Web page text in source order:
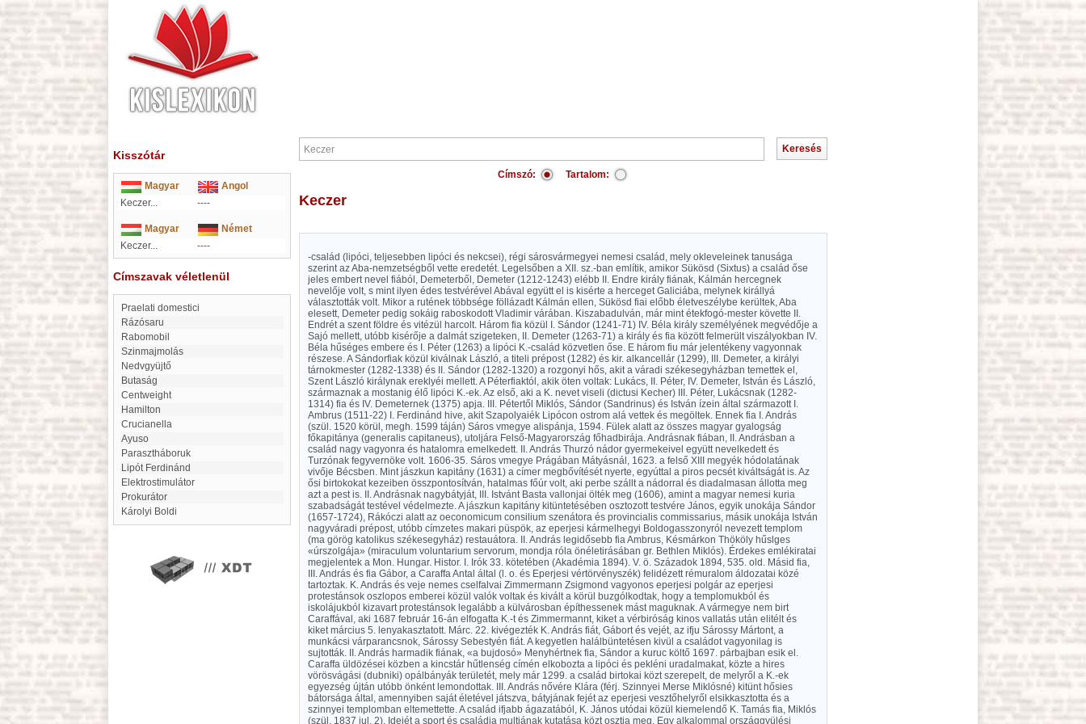
Kisszótár
Magyar
Angol
Keczer...
----
Magyar
Német
Keczer...
----
Címszavak véletlenül
Praelati domestici
Rázósaru
Rabomobil
Szinmajmolás
Nedvgyüjtő
Butaság
Centweight
Hamilton
Crucianella
Ayuso
Parasztháboruk
Lipót Ferdinánd
elektrostimulátor
Prokurátor
Károlyi Boldi
Címszó: Tartalom:
Keczer
-család (lipóci, teljesebben lipóci és nekcsei), régi sárosvármegyei nemesi család, mely okleveleinek tanusága
szerint az Aba-nemzetségből vette eredetét. Legelsőben a XII. sz.-ban említik, amikor Sükösd (Sixtus) a család őse
jeles embert nevel fiából, Demeterből, Demeter (1212-1243) elébb II. Endre király fiának, Kálmán hercegnek
nevelője volt, s mint ilyen édes testvérével Abával együtt el is kisérte a herceget Galiciába, melynek királlyá
választották volt. Mikor a rutének többsége föllázadt Kálmán ellen, Sükösd fiai előbb életveszélybe kerültek, Aba
elesett, Demeter pedig sokáig raboskodott Vladimir várában. Kiszabadulván, már mint étekfogó-mester követte II.
Endrét a szent földre és vitézül harcolt. Három fia közül I. Sándor (1241-71) IV. Béla király személyének megvédője a
Sajó mellett, utóbb kisérője a dalmát szigeteken, II. Demeter (1263-71) a király és fia között felmerült viszályokban IV.
Béla hűséges embere és I. Péter (1263) a lipóci K.-család közvetlen őse. E három fiu már jelentékeny vagyonnak
részese. A Sándorfiak közül kiválnak László, a titeli prépost (1282) és kir. alkancellár (1299), III. Demeter, a királyi
tárnokmester (1282-1338) és II. Sándor (1282-1320) a rozgonyi hős, akit a váradi székesegyházban temettek el,
Szent László királynak ereklyéi mellett. A Péterfiaktól, akik öten voltak: Lukács, II. Péter, IV. Demeter, István és László,
származnak a mostanig élő lipóci K.-ek. Az első, aki a K. nevet viseli (dictusi Kecher) III. Péter, Lukácsnak (1282-
1314) fia és IV. Demeternek (1375) apja. III. Pétertől Miklós, Sándor (Sandrinus) és István ízein által származott I.
Ambrus (1511-22) I. Ferdinánd hive, akit Szapolyaiék Lipócon ostrom alá vettek és megöltek. Ennek fia I. András
(szül. 1520 körül, megh. 1599 táján) Sáros vmegye alispánja, 1594. Fülek alatt az összes magyar gyalogság
főkapitánya (generalis capitaneus), utoljára Felső-Magyarország főhadbirája. Andrásnak fiában, II. Andrásban a
család nagy vagyonra és hatalomra emelkedett. II. András Thurzó nádor gyermekeivel együtt nevelkedett és
Turzónak fegyvernöke volt. 1606-35. Sáros vmegye Prágában Mátyásnál, 1623. a felső XIII megyék hódolatának
vivője Bécsben. Mint jászkun kapitány (1631) a címer megbővítését nyerte, egyúttal a piros pecsét kiváltságát is. Az
ősi birtokokat kezeiben összpontosítván, hatalmas főúr volt, aki perbe szállt a nádorral és diadalmasan állotta meg
azt a pest is. II. Andrásnak nagybátyját, III. Istvánt Basta vallonjai ölték meg (1606), amint a magyar nemesi kuria
szabadságát testével védelmezte. A jászkun kapitány kitüntetésében osztozott testvére János, egyik unokája Sándor
(1657-1724), Rákóczi alatt az oeconomicum consilium szenátora és provincialis commissarius, másik unokája István
nagyváradi prépost, utóbb címzetes makari püspök, az eperjesi kármelhegyi Boldogasszonyról nevezett templom
(ma görög katolikus székesegyház) restauátora. II. András legidősebb fia Ambrus, Késmárkon Thököly hűslges
«úrszolgája» (miraculum voluntarium servorum, mondja róla önéletirásában gr. Bethlen Miklós). Érdekes emlékiratai
megjelentek a Mon. Hungar. Histor. I. Irók 33. kötetében (Akadémia 1894). V. ö. Századok 1894, 535. old. Másid fia,
III. András és fia Gábor, a Caraffa Antal által (l. o. és Eperjesi vértörvényszék) felidézett rémuralom áldozatai közé
tartoztak. K. András és veje nemes cselfalvai Zimmermann Zsigmond vagyonos eperjesi polgár az eperjesi
protestánsok oszlopos emberei közül valók voltak és kivált a körül buzgólkodtak, hogy a templomukból és
iskolájukból kizavart protestánsok legalább a külvárosban építhessenek mást maguknak. A vármegye nem birt
Caraffával, aki 1687 február 16-án elfogatta K.-t és Zimmermannt, kiket a vérbiróság kinos vallatás után elitélt és
kiket március 5. lenyakasztatott. Márc. 22. kivégezték K. András fiát, Gábort és vejét, az ifju Sárossy Mártont, a
munkácsi várparancsnok, Sárossy Sebestyén fiát. A kegyetlen halálbüntetésen kivül a családot vagyonilag is
sujtották. II. András harmadik fiának, «a bujdosó» Menyhértnek fia, Sándor a kuruc költő 1697. párbajban esik el.
Caraffa üldözései közben a kincstár hűtlenség címén elkobozta a lipóci és pekléni uradalmakat, közte a hires
vörösvágási (dubniki) opálbányák területét, mely már 1299. a család birtokai közt szerepelt, de melyről a K.-ek
egyezség újtán utóbb önként lemondottak. III. András nővére Klára (férj. Szinnyei Merse Miklósné) kitünt hősies
bátorsága által, amennyiben saját életével játszva, bátyjának fejét az eperjesi vesztőhelyről elsikkasztotta és a
szinnyei templomban eltemettette. A család ifjabb ágazatából, K. János utódai közül kiemelendő K. Tamás fia, Miklós
(szül. 1837 jul. 2). Idejét a sport és családja multjának kutatása közt osztja meg. Egy alkalommal országgyülési